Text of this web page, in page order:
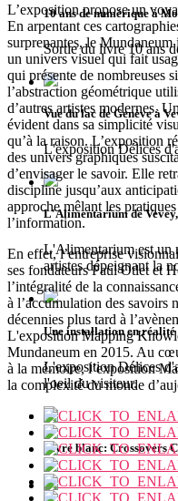
10 ans de numérique à
Sortie du livre 10 ans
Vue du lac de Genève à
L'exposition Délices
L'Alimentarium de
L'Alimentarium est un
artistes dépeignant la
Une installation en réalité
L'exposition Délices
l'oeil du visiteur.
Livre blanc: Crossovers
L’exposition propose un
En arpentant ces
surprenantes, le
un univers visuel qui fait
qui présente de nombreuses
l’abstraction géométrique
d’autres artistes modernes.
évident dans sa simplicité
qu’à la raison. L’exposition
des univers graphiques
d’envisager le savoir. Elle
discipline jusqu’aux
approche mêlant les
l’information.
En effet, l’entreprise
ses fondateurs Paul Otlet et
l’intégralité de la
à l’accumulation des savoirs
décennies plus tard à
L'exposition Mapping
Mundaneum en 2015. Au
à la mémoire, l’exposition
la complexité du monde